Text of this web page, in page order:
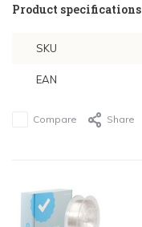
Product specifications
SKU
EAN
Compare Share